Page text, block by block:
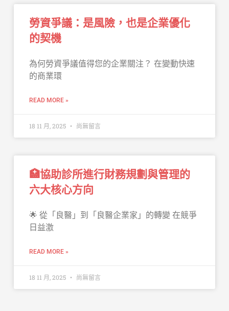
勞資爭議：是風險，也是企業優化
的契機
為何勞資爭議值得您的企業關注？ 在變動快速
的商業環
READ MORE »
18 11 月, 2025 尚無留言
🏥協助診所進行財務規劃與管理的
六大核心方向
🌟 從「良醫」到「良醫企業家」的轉變 在競爭
日益激
READ MORE »
18 11 月, 2025 尚無留言